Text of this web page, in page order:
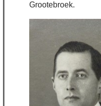
Grootebroek.